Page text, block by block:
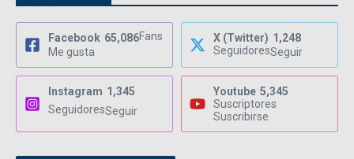
Facebook 65,086Fans
Me gusta
X (Twitter) 1,248
SeguidoresSeguir
Instagram 1,345
SeguidoresSeguir
Youtube 5,345
Suscriptores
Suscribirse